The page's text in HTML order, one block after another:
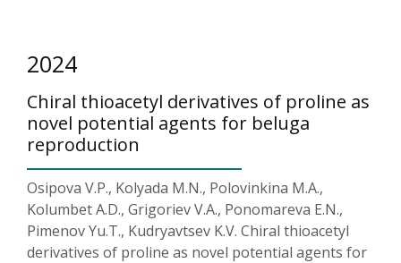
2024
Chiral thioacetyl derivatives of proline as
novel potential agents for beluga
reproduction
Osipova V.P., Kolyada M.N., Polovinkina M.A.,
Kolumbet A.D., Grigoriev V.A., Ponomareva E.N.,
Pimenov Yu.T., Kudryavtsev K.V. Chiral thioacetyl
derivatives of proline as novel potential agents for